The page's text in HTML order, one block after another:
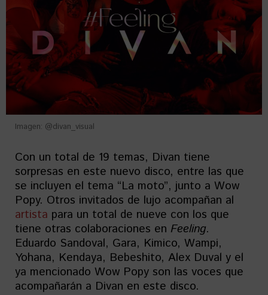
Imagen: @divan_visual
Con un total de 19 temas, Divan tiene
sorpresas en este nuevo disco, entre las que
se incluyen el tema “La moto”, junto a Wow
Popy. Otros invitados de lujo acompañan al
artista para un total de nueve con los que
tiene otras colaboraciones en Feeling.
Eduardo Sandoval, Gara, Kimico, Wampi,
Yohana, Kendaya, Bebeshito, Alex Duval y el
ya mencionado Wow Popy son las voces que
acompañarán a Divan en este disco.